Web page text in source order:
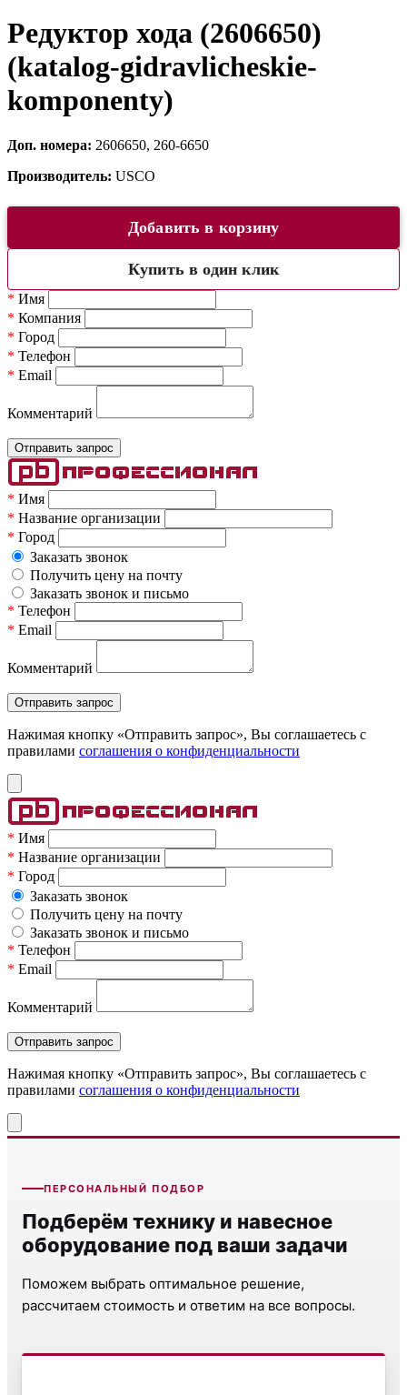
Редуктор хода (2606650)
(katalog-gidravlicheskie-
komponenty)
Доп. номера: 2606650, 260-6650
Производитель: USCO
Добавить в корзину
Купить в один клик
* Имя
* Компания
* Город
* Телефон
* Email
Комментарий
* Имя
* Название организации
* Город
Заказать звонок
Получить цену на почту
Заказать звонок и письмо
* Телефон
* Email
Комментарий
Нажимая кнопку «Отправить запрос», Вы соглашаетесь c
правилами соглашения о конфиденциальности
* Имя
* Название организации
* Город
Заказать звонок
Получить цену на почту
Заказать звонок и письмо
* Телефон
* Email
Комментарий
Нажимая кнопку «Отправить запрос», Вы соглашаетесь c
правилами соглашения о конфиденциальности
ПЕРСОНАЛЬНЫЙ ПОДБОР
Подберём технику и навесное
оборудование под ваши задачи
Поможем выбрать оптимальное решение,
рассчитаем стоимость и ответим на все вопросы.